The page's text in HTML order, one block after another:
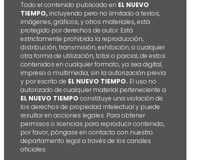
Todo el contenido publicado en EL NUEVO
TIEMPO, incluyendo pero no limitado a textos,
imágenes, gráficos, y otros materiales, está
protegido por derechos de autor. Está
estrictamente prohibida la reproducción,
distribución, transmisión, exhibición, o cualquier
otra forma de utilización, total o parcial, de estos
contenidos en cualquier formato, ya sea digital,
impreso o multimedia, sin la autorización previa
y por escrito de EL NUEVO TIEMPO. El uso no
autorizado de cualquier material perteneciente a
EL NUEVO TIEMPO constituye una violación de
los derechos de propiedad intelectual y puede
resultar en acciones legales. Para obtener
permisos o licencias para reproducir contenido,
por favor, póngase en contacto con nuestro
departamento legal a través de los canales
oficiales.